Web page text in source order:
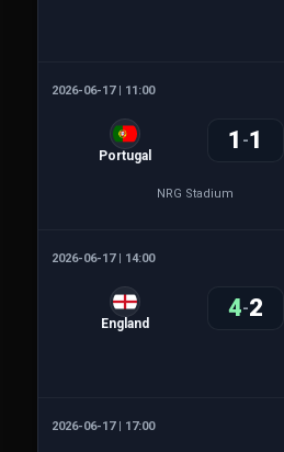
2026-06-17 | 11:00
Portugal
1 -1
NRG Stadium
2026-06-17 | 14:00
England
4-2
2026-06-17 | 17:00